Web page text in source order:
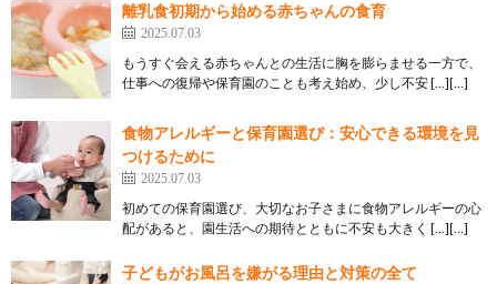
離乳食初期から始める赤ちゃんの食育
2025.07.03
もうすぐ会える赤ちゃんとの生活に胸を膨らませる一方で、
仕事への復帰や保育園のことも考え始め、少し不安 […][…]
食物アレルギーと保育園選び：安心できる環境を見
つけるために
2025.07.03
初めての保育園選び、大切なお子さまに食物アレルギーの心
配があると、園生活への期待とともに不安も大きく […][…]
子どもがお風呂を嫌がる理由と対策の全て